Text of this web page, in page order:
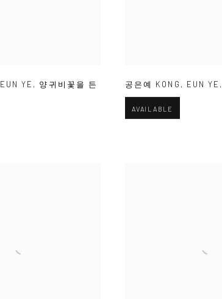
EUN YE , 양귀비꽃을 든
공은예 KONG , EUN YE ,
AVAILABLE